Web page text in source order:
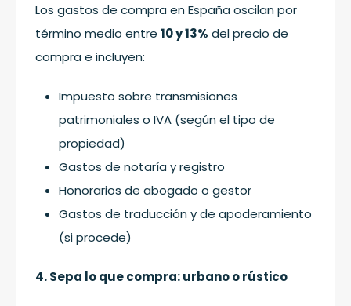
Los gastos de compra en España oscilan por
término medio entre 10 y 13% del precio de
compra e incluyen:
Impuesto sobre transmisiones
patrimoniales o IVA (según el tipo de
propiedad)
Gastos de notaría y registro
Honorarios de abogado o gestor
Gastos de traducción y de apoderamiento
(si procede)
4. Sepa lo que compra: urbano o rústico